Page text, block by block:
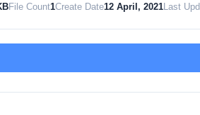
File Count1Create Date12 April, 2021Last